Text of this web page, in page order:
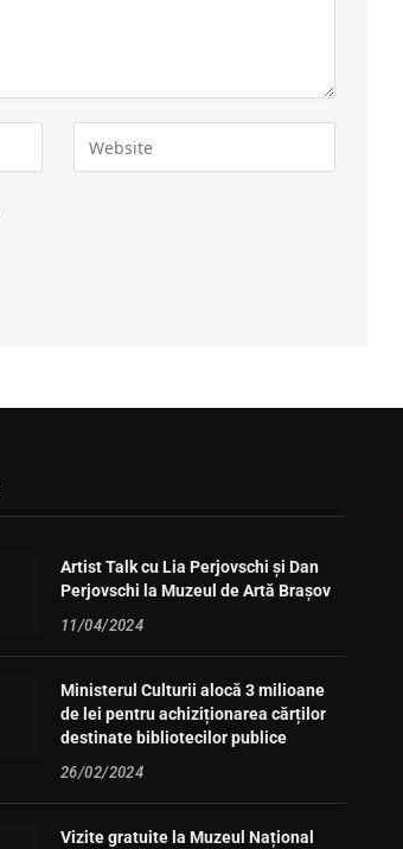
Artist Talk cu Lia Perjovschi și Dan
Perjovschi la Muzeul de Artă Brașov
11/04/2024
Ministerul Culturii alocă 3 milioane
de lei pentru achiziționarea cărților
destinate bibliotecilor publice
26/02/2024
Vizite gratuite la Muzeul Național